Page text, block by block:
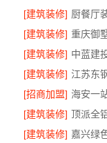
[建筑装修] 厨餐厅
[建筑装修]
[建筑装修]
[建筑装修] 江苏东
[招商加盟]
[建筑装修]
[建筑装修]